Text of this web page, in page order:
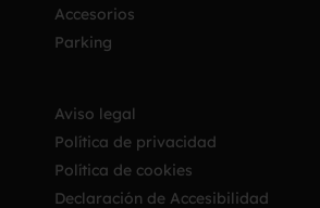
Accesorios
Parking
Aviso legal
Política de privacidad
Política de cookies
Declaración de Accesibilidad